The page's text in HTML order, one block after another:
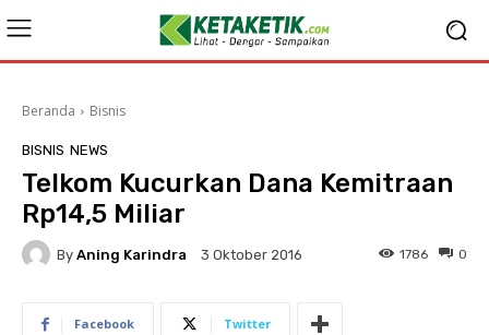
Beranda Bisnis
BISNIS NEWS
Telkom Kucurkan Dana Kemitraan
Rp14,5 Miliar
By Aning Karindra 3 Oktober 2016 0
1786
Facebook Twitter